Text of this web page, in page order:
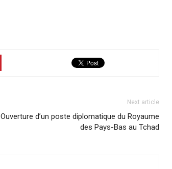
Next article
Ouverture d’un poste diplomatique du Royaume
des Pays-Bas au Tchad